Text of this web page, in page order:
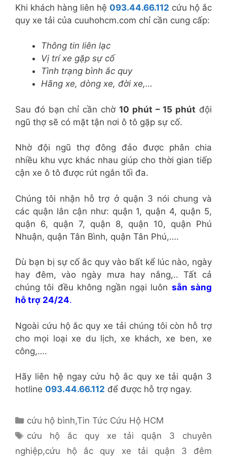
Khi khách hàng liên hệ 093.44.66.112 cứu hộ ắc
quy xe tải của cuuhohcm.com chỉ cần cung cấp:
Thông tin liên lạc
Vị trí xe gặp sự cố
Tình trạng bình ắc quy
Hãng xe, dòng xe, đời xe,…
Sau đó bạn chỉ cần chờ 10 phút – 15 phút đội
ngũ thợ sẽ có mặt tận nơi ô tô gặp sự cố.
Nhờ đội ngũ thợ đông đảo được phân chia
nhiều khu vực khác nhau giúp cho thời gian tiếp
cận xe ô tô được rút ngắn tối đa.
Chúng tôi nhận hỗ trợ ở quận 3 nói chung và
các quận lân cận như: quận 1, quận 4, quận 5,
quận 6, quận 7, quận 8, quận 10, quận Phú
Nhuận, quận Tân Bình, quận Tân Phú,….
Dù bạn bị sự cố ắc quy vào bất kể lúc nào, ngày
hay đêm, vào ngày mưa hay nắng,.. Tất cả
chúng tôi đều không ngần ngại luôn sẵn sàng
hỗ trợ 24/24.
Ngoài cứu hộ ắc quy xe tải chúng tôi còn hỗ trợ
cho mọi loại xe du lịch, xe khách, xe ben, xe
công,….
Hãy liên hệ ngay cứu hộ ắc quy xe tải quận 3
hotline 093.44.66.112 để được hỗ trợ ngay.
Danh
mục
cứu hộ bình,Tin Tức Cứu Hộ HCM
Thẻ
cứu hộ ắc quy xe tải quận 3 chuyên
nghiệp,cứu hộ ắc quy xe tải quận 3 đêm